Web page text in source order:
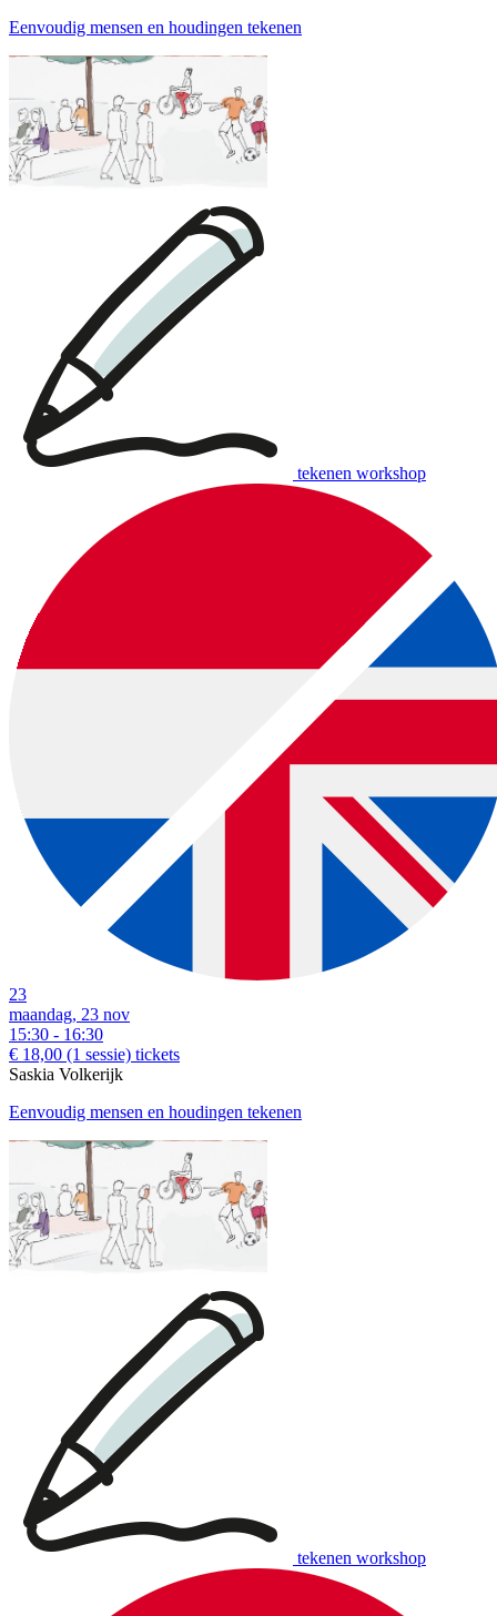
Eenvoudig mensen en houdingen tekenen
tekenen workshop
23
maandag, 23 nov
15:30 - 16:30
€ 18,00 (1 sessie) tickets
Saskia Volkerijk
Eenvoudig mensen en houdingen tekenen
tekenen workshop